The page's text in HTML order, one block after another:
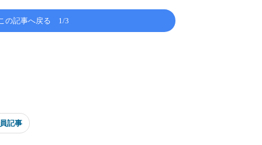
の記事へ戻る 1/3
記事